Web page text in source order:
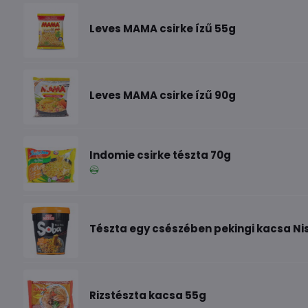
Leves MAMA csirke ízű 55g
Leves MAMA csirke ízű 90g
Indomie csirke tészta 70g
Tészta egy csészében pekingi kacsa
Rizstészta kacsa 55g